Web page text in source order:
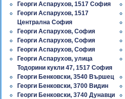
Георги Аспарухов, 1517 София
Георги Аспарухов, 1517
Централна София
Георги Аспарухов, София
Георги Аспарухов, София
Георги Аспарухов, София
Георги Аспарухов, улица
Тодорини кукли 47, 1517 София
Георги Бенковски, 3540 Вършец
Георги Бенковски, 3700 Видин
Георги Бенковски, 3740 Дунавци